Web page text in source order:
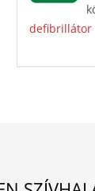
defibrillátor